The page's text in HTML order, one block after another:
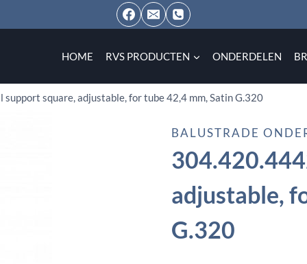
HOME RVS PRODUCTEN ONDERDELEN
square, adjustable, for tube 42,4 mm, Satin G.320
BALUSTRADE
adjustable,
G.320